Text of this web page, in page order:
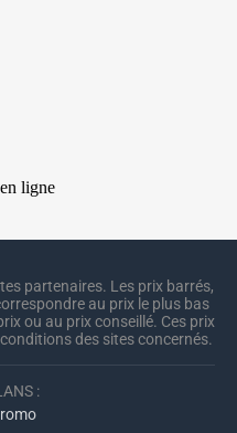
partenaires. Les prix barrés,
au prix le plus bas
ou au prix conseillé. Ces prix
des sites concernés.
: